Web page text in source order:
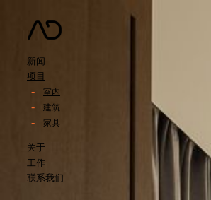
新闻
项目
室内
建筑
家具
关于
工作
联系我们